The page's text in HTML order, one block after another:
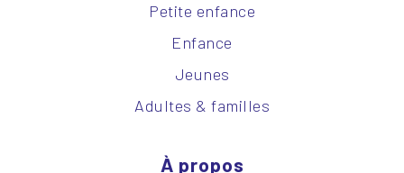
Petite enfance
Enfance
Jeunes
Adultes & familles
À propos